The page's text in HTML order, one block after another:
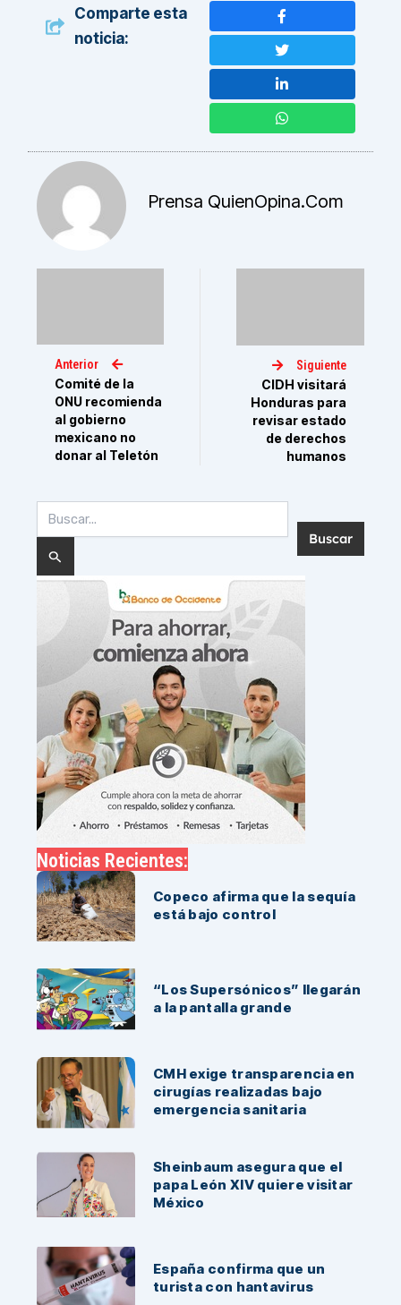
Comparte esta
noticia:
Prensa QuienOpina.com
Anterior
Comité de la
ONU recomienda
al gobierno
mexicano no
donar al Teletón
Siguiente
CIDH visitará
Honduras para
revisar estado
de derechos
humanos
por:
Noticias Recientes:
Copeco afirma que la sequía
está bajo control
“Los Supersónicos” llegarán
a la pantalla grande
CMH exige transparencia en
cirugías realizadas bajo
emergencia sanitaria
Sheinbaum asegura que el
papa León XIV quiere visitar
México
España confirma que un
turista con hantavirus